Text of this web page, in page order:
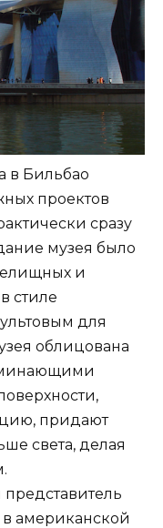
в Бильбао
проектов
сразу
музея было
и
стиле
для
облицована
придают
света, делая
в американской